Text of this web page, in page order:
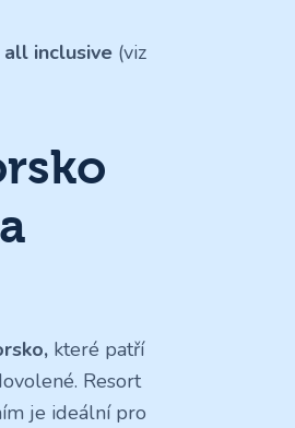
all inclusive (viz
které patří
Resort
je ideální pro